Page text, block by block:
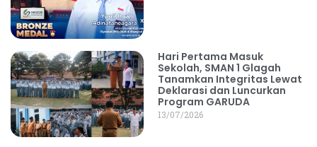
Hari Pertama Masuk
Sekolah, SMAN 1 Glagah
Tanamkan Integritas Lewat
Deklarasi dan Luncurkan
Program GARUDA
13/07/2026